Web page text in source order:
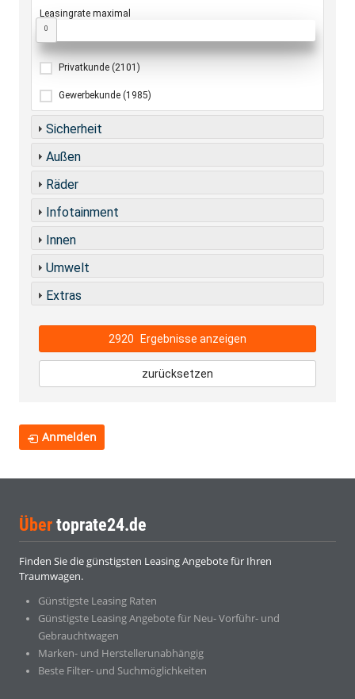
Leasingrate maximal
0
Privatkunde (2101)
Gewerbekunde (1985)
Sicherheit
Außen
Räder
Infotainment
Innen
Umwelt
Extras
2920 Ergebnisse anzeigen
zurücksetzen
Anmelden
Über toprate24.de
Finden Sie die günstigsten Leasing Angebote für Ihren
Traumwagen.
Günstigste Leasing Raten
Günstigste Leasing Angebote für Neu- Vorführ- und
Gebrauchtwagen
Marken- und Herstellerunabhängig
Beste Filter- und Suchmöglichkeiten